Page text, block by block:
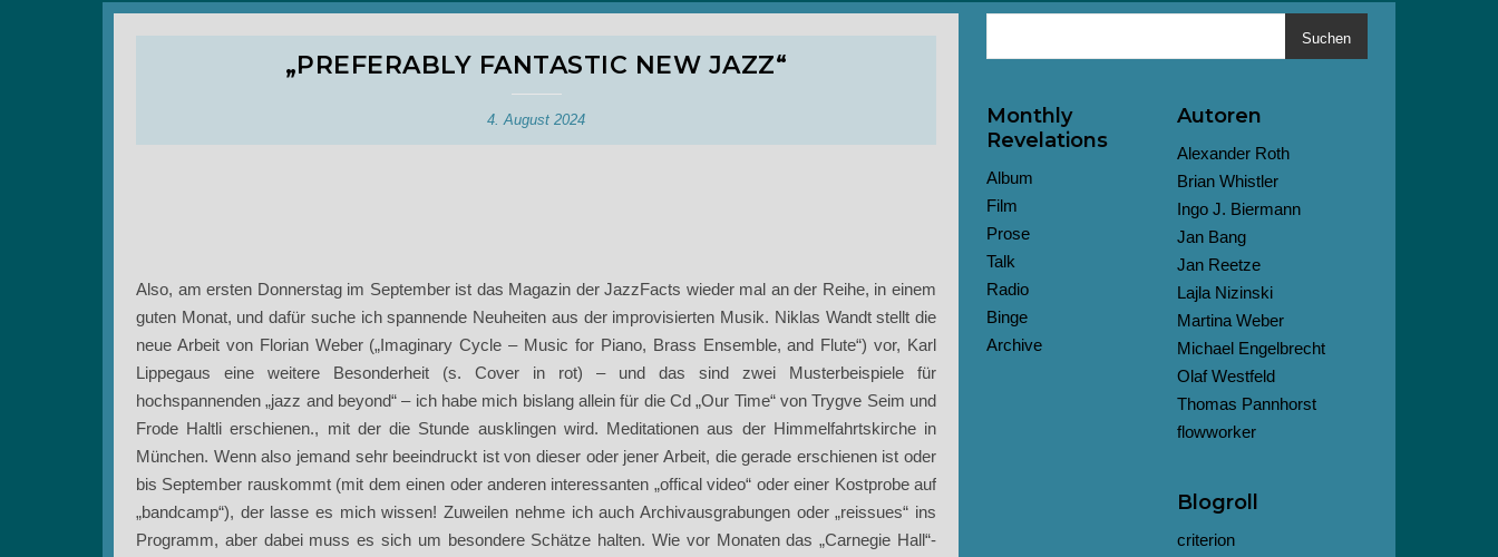
„PREFERABLY FANTASTIC NEW JAZZ“
4. August 2024
Also, am ersten Donnerstag im September ist das Magazin der JazzFacts wieder mal an der Reihe, in einem
guten Monat, und dafür suche ich spannende Neuheiten aus der improvisierten Musik. Niklas Wandt stellt die
neue Arbeit von Florian Weber („Imaginary Cycle – Music for Piano, Brass Ensemble, and Flute“) vor, Karl
Lippegaus eine weitere Besonderheit (s. Cover in rot) – und das sind zwei Musterbeispiele für
hochspannenden „jazz and beyond“ – ich habe mich bislang allein für die Cd „Our Time“ von Trygve Seim und
Frode Haltli erschienen., mit der die Stunde ausklingen wird. Meditationen aus der Himmelfahrtskirche in
München. Wenn also jemand sehr beeindruckt ist von dieser oder jener Arbeit, die gerade erschienen ist oder
bis September rauskommt (mit dem einen oder anderen interessanten „offical video“ oder einer Kostprobe auf
„bandcamp“), der lasse es mich wissen! Zuweilen nehme ich auch Archivausgrabungen oder „reissues“ ins
Programm, aber dabei muss es sich um besondere Schätze halten. Wie vor Monaten das „Carnegie Hall“-
Suchen
Monthly
Revelations
Album
Film
Prose
Talk
Radio
Binge
Archive
Autoren
Alexander Roth
Brian Whistler
Ingo J. Biermann
Jan Bang
Jan Reetze
Lajla Nizinski
Martina Weber
Michael Engelbrecht
Olaf Westfeld
Thomas Pannhorst
flowworker
Blogroll
criterion